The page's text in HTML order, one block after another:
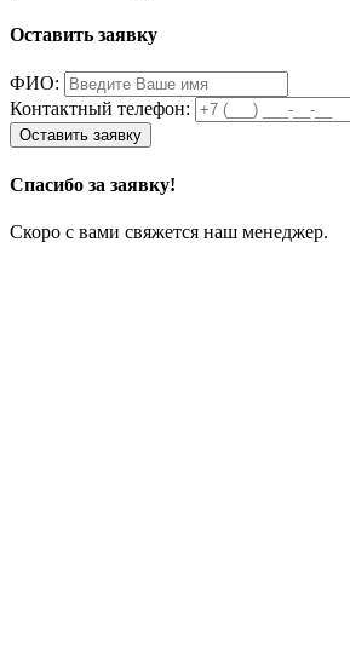
Оставить заявку
ФИО:
Контактный телефон:
Спасибо за заявку!
Скоро с вами свяжется наш менеджер.